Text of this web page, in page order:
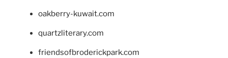
oakberry-kuwait.com
quartzliterary.com
friendsofbroderickpark.com